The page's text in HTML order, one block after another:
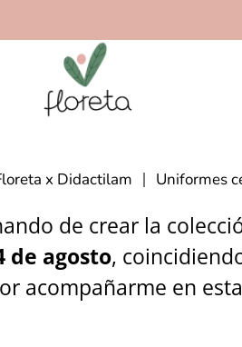
x Didactilam Uniformes
de crear la
de agosto,
acompañarme en